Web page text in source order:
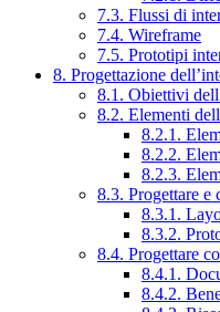
7.3. Flussi di
7.4. Wireframe
7.5. Prototipi
8. Progettazione
8.1. Obiettivi
8.2. Elementi
8.2.1.
8.2.2.
8.2.3.
8.3. Progettare e
8.3.1.
8.3.2.
8.4. Progettare
8.4.1.
8.4.2.